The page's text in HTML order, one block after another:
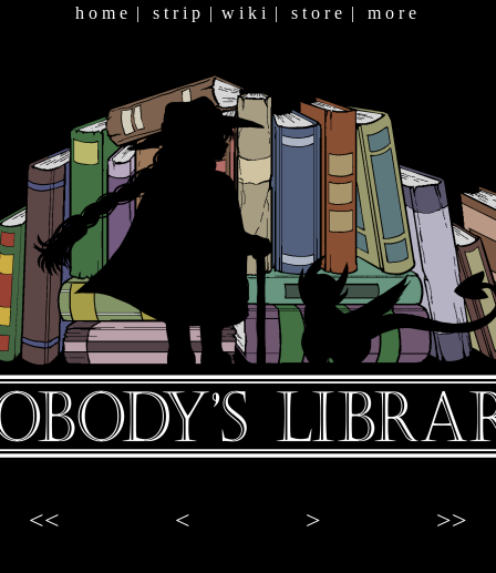
h o m e | s t r i p | w i k i | s t o r e | m o r e
<< < > >>